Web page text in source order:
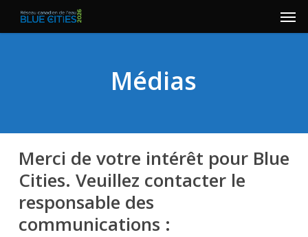
Skip
to
Médias
Merci de votre intérêt pour Blue
Cities. Veuillez contacter le
responsable des
communications :